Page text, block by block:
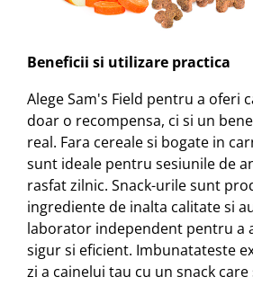
Beneficii si utilizare practica
Alege Sam's Field pentru a oferi
doar o recompensa, ci si un
real. Fara cereale si bogate in
sunt ideale pentru sesiunile de
rasfat zilnic. Snack-urile sunt
ingrediente de inalta calitate si
laborator independent pentru a
sigur si eficient. Imbunatateste
zi a cainelui tau cu un snack